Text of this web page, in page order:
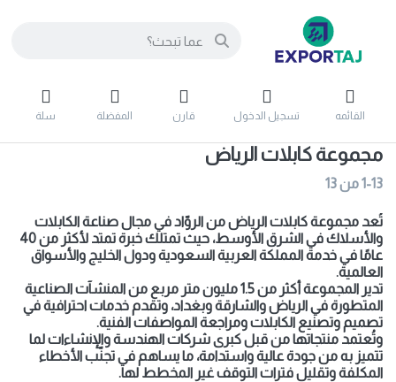
القائمه تسجيل الدخول قارن المفضلة سلة
مجموعة كابلات الرياض
1-13من13
تُعد مجموعة كابلات الرياض من الروّاد في مجال صناعة الكابلات
والأسلاك في الشرق الأوسط، حيث تمتلك خبرة تمتد لأكثر من 40
عامًا في خدمة المملكة العربية السعودية ودول الخليج والأسواق
العالمية.
تدير المجموعة أكثر من 1.5 مليون متر مربع من المنشآت الصناعية
المتطورة في الرياض والشارقة وبغداد، وتقدم خدمات احترافية في
تصميم وتصنيع الكابلات ومراجعة المواصفات الفنية.
وتُعتمد منتجاتها من قبل كبرى شركات الهندسة والإنشاءات لما
تتميز به من جودة عالية واستدامة، ما يساهم في تجنّب الأخطاء
المكلفة وتقليل فترات التوقف غير المخطط لها.